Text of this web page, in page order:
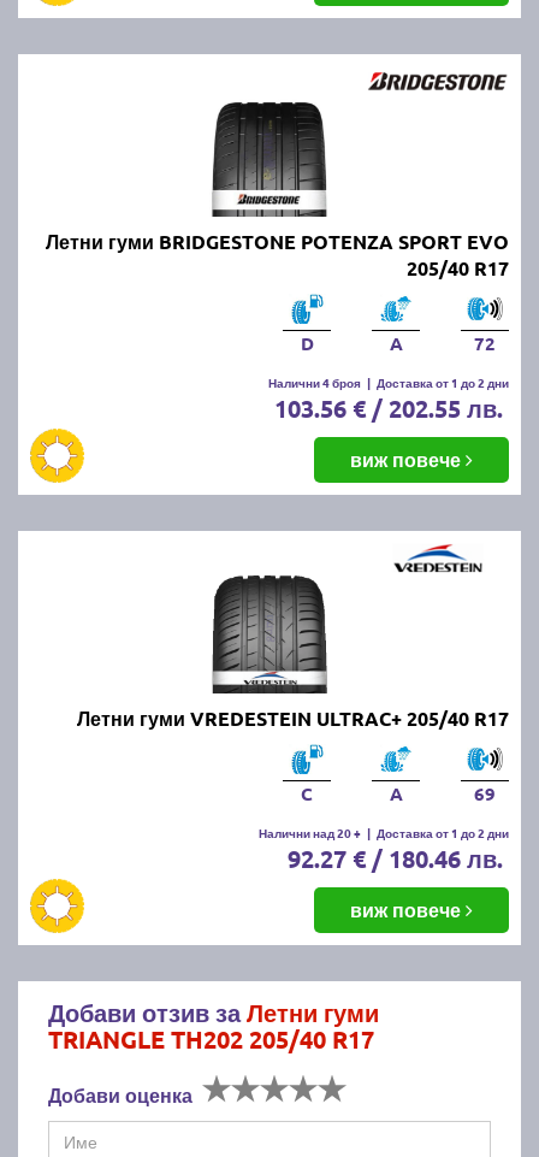
Летни гуми BRIDGESTONE POTENZA SPORT EVO
205/40 R17
D A 72
Налични 4 броя | Доставка от 1 до 2 дни
103.56 € / 202.55 лв.
виж повече
Летни гуми VREDESTEIN ULTRAC+ 205/40 R17
C A 69
Налични над 20 + | Доставка от 1 до 2 дни
92.27 € / 180.46 лв.
виж повече
Добави отзив заЛетни гуми
TRIANGLE TH202 205/40 R17
Добави оценка